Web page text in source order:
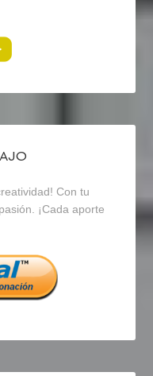
Con tu
¡Cada aporte